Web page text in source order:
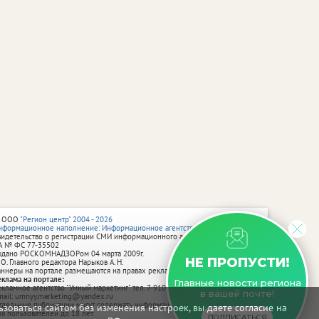
сайтом без изменения настроек, вы даете согласие на
НЕ ПРОПУСТИ!
Главные новости региона
в вашей почте!
"Регион центр" 2004 - 2026
наполнение: Информационное агентство vRossii.ru
о регистрации СМИ информационного агентства vRossii.ru
№ ФС 77‑35502
РОСКОМНАДЗОРом 04 марта 2009г.
Главного редактора Нарыков А. Н.
на портале размещаются на правах рекламы.
на портале:
агентство "Умный маркетинг" тел. 7-910-267-70-40,
umnyy.marketing@yandex.ru
публикации могут содержать информацию, не предназначенную
пользователей до 18 лет.